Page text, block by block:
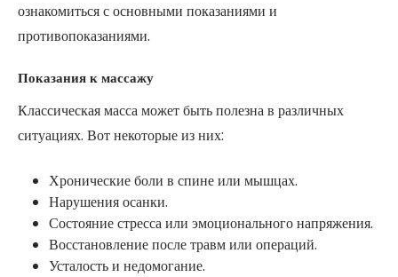
ознакомиться с основными показаниями и
противопоказаниями.
Показания к массажу
Классическая масса может быть полезна в различных
ситуациях. Вот некоторые из них:
Хронические боли в спине или мышцах.
Нарушения осанки.
Состояние стресса или эмоционального напряжения.
Восстановление после травм или операций.
Усталость и недомогание.